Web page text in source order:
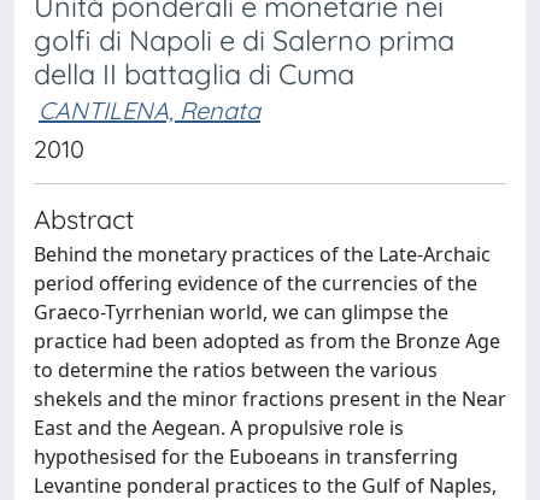
golfi di Napoli e di Salerno prima
della II battaglia di Cuma
CANTILENA, Renata
2010
Abstract
Behind the monetary practices of the Late-Archaic
period offering evidence of the currencies of the
Graeco-Tyrrhenian world, we can glimpse the
practice had been adopted as from the Bronze Age
to determine the ratios between the various
shekels and the minor fractions present in the Near
East and the Aegean. A propulsive role is
hypothesised for the Euboeans in transferring
Levantine ponderal practices to the Gulf of Naples,